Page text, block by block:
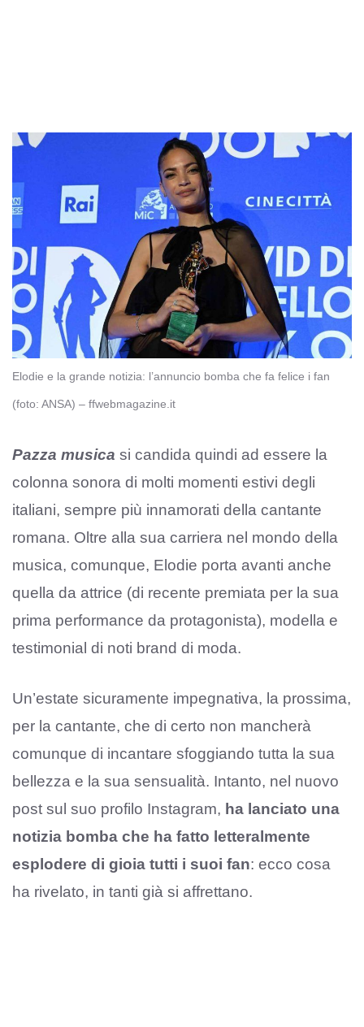
Elodie e la grande notizia: l’annuncio bomba che fa felice i fan
(foto: ANSA) – ffwebmagazine.it
Pazza musica si candida quindi ad essere la
colonna sonora di molti momenti estivi degli
italiani, sempre più innamorati della cantante
romana. Oltre alla sua carriera nel mondo della
musica, comunque, Elodie porta avanti anche
quella da attrice (di recente premiata per la sua
prima performance da protagonista), modella e
testimonial di noti brand di moda.
Un’estate sicuramente impegnativa, la prossima,
per la cantante, che di certo non mancherà
comunque di incantare sfoggiando tutta la sua
bellezza e la sua sensualità. Intanto, nel nuovo
post sul suo profilo Instagram, ha lanciato una
notizia bomba che ha fatto letteralmente
esplodere di gioia tutti i suoi fan: ecco cosa
ha rivelato, in tanti già si affrettano.